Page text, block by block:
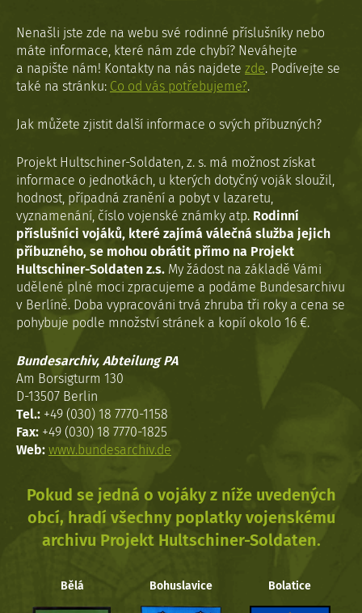
Nenašli jste zde na webu své rodinné příslušníky nebo
máte informace, které nám zde chybí? Neváhejte
a napište nám! Kontakty na nás najdete zde. Podívejte se
také na stránku: Co od vás potřebujeme?.
Jak můžete zjistit další informace o svých příbuzných?
Projekt Hultschiner-Soldaten, z. s. má možnost získat
informace o jednotkách, u kterých dotyčný voják sloužil,
hodnost, případná zranění a pobyt v lazaretu,
vyznamenání, číslo vojenské známky atp. Rodinní
příslušníci vojáků, které zajímá válečná služba jejich
příbuzného, se mohou obrátit přímo na Projekt
Hultschiner-Soldaten z.s. My žádost na základě Vámi
udělené plné moci zpracujeme a podáme Bundesarchivu
v Berlíně. Doba vypracováni trvá zhruba tři roky a cena se
pohybuje podle množství stránek a kopií okolo 16 €.
Bundesarchiv, Abteilung PA
Am Borsigturm 130
D-13507 Berlin
Tel.: +49 (030) 18 7770-1158
Fax: +49 (030) 18 7770-1825
Web: www.bundesarchiv.de
Pokud se jedná o vojáky z níže uvedených
obcí, hradí všechny poplatky vojenskému
archivu Projekt Hultschiner-Soldaten.
Bělá Bohuslavice Bolatice